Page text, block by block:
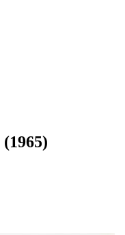
(1965)